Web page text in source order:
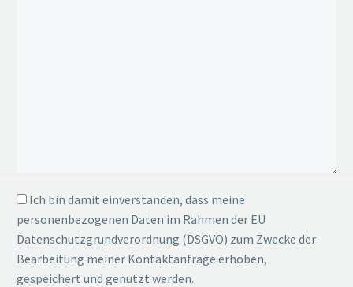
Ich bin damit einverstanden, dass meine
personenbezogenen Daten im Rahmen der EU
Datenschutzgrundverordnung (DSGVO) zum Zwecke der
Bearbeitung meiner Kontaktanfrage erhoben,
gespeichert und genutzt werden.